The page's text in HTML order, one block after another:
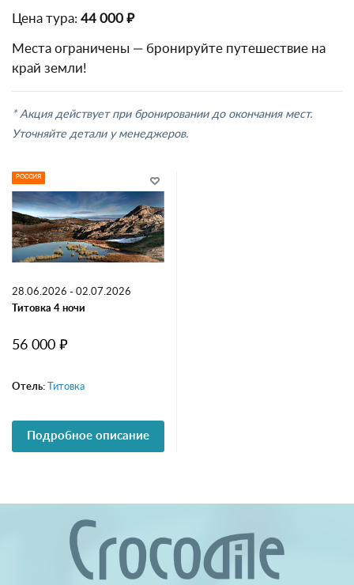
Цена тура: 44 000 ₽
Места ограничены — бронируйте путешествие на
край земли!
* Акция действует при бронировании до окончания мест.
Уточняйте детали у менеджеров.
РОССИЯ
28.06.2026 - 02.07.2026
Титовка 4 ночи
56 000 ₽
Отель: Титовка
Подробное описание